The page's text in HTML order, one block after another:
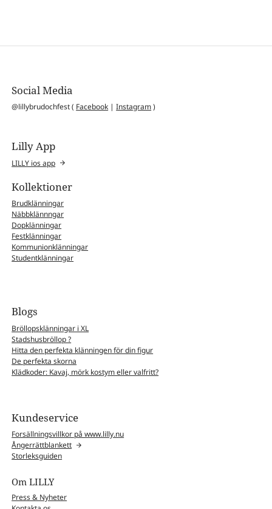
Social Media
@lillybrudochfest ( Facebook |Instagram)
Lilly App
LILLY ios app
Kollektioner
Brudklänningar
Näbbklännngar
Dopklänningar
Festklänningar
Kommunionklänningar
Studentklänningar
Blogs
Bröllopsklänningar i XL
Stadshusbröllop ?
Hitta den perfekta klänningen för din figur
De perfekta skorna
Klädkoder: Kavaj, mörk kostym eller valfritt?
Kundeservice
Forsällningsvillkor på www.lilly.nu
Ångerrättblankett
Storleksguiden
Om LILLY
Press & Nyheter